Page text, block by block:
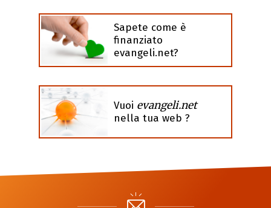
Sapete come è
finanziato
evangeli.net?
Vuoi evangeli.net
nella tua web ?